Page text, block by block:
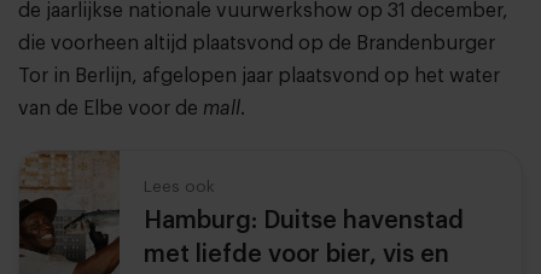
de jaarlijkse nationale vuurwerkshow op 31 december,
die voorheen altijd plaatsvond op de Brandenburger
Tor in Berlijn, afgelopen jaar plaatsvond op het water
van de Elbe voor de mall.
Lees ook
Hamburg: Duitse havenstad
met liefde voor bier, vis en